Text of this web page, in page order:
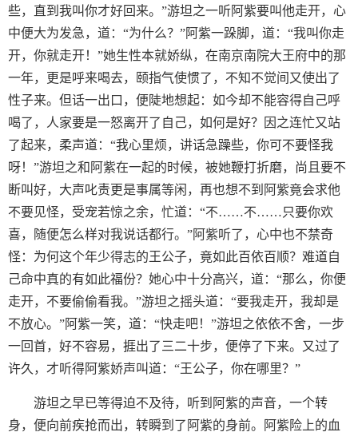
些，直到我叫你才好回来。”游坦之一听阿紫要叫他走开，心
中便大为发急，道：“为什么？”阿紫一跺脚，道：“我叫你走
开，你就走开！”她生性本就娇纵，在南京南院大王府中的那
一年，更是呼来喝去，颐指气使惯了，不知不觉间又使出了
性子来。但话一出口，便陡地想起：如今却不能容得自己呼
喝了，人家要是一怒离开了自己，如何是好？因之连忙又站
了起来，柔声道：“我心里烦，讲话急躁些，你可不要怪我
呀！”游坦之和阿紫在一起的时候，被她鞭打折磨，尚且要不
断叫好，大声叱责更是事属等闲，再也想不到阿紫竟会求他
不要见怪，受宠若惊之余，忙道：“不……不……只要你欢
喜，随便怎么样对我说话都行。”阿紫听了，心中也不禁奇
怪：为何这个年少得志的王公子，竟如此百依百顺？难道自
己命中真的有如此福份？她心中十分高兴，道：“那么，你便
走开，不要偷偷看我。”游坦之摇头道：“要我走开，我却是
不放心。”阿紫一笑，道：“快走吧！”游坦之依依不舍，一步
一回首，好不容易，捱出了三二十步，便停了下来。又过了
许久，才听得阿紫娇声叫道：“王公子，你在哪里？”
游坦之早已等得迫不及待，听到阿紫的声音，一个转
身，便向前疾抢而出，转瞬到了阿紫的身前。阿紫险上的血